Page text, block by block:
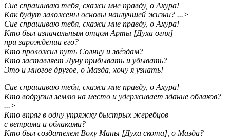
Сие спрашиваю тебя, скажи мне правду, о Ахура!
Как будут заложены основы наилучшей жизни? ...>
Сие спрашиваю тебя, скажи мне правду, о Ахура!
Кто был изначальным отцом Арты [Духа огня]
при зарождении его?
Кто проложил путь Солнцу и звёздам?
Кто заставляет Луну прибывать и убывать?
Это и многое другое, о Мазда, хочу я узнать!
Сие спрашиваю тебя, скажи мне правду, о Ахура!
Кто водрузил землю на место и удерживает здание облаков?
...>
Кто впряг в одну упряжку быстрых жеребцов
с ветрами и облаками?
Кто был создателем Воху Маны [Духа скота], о Мазда?